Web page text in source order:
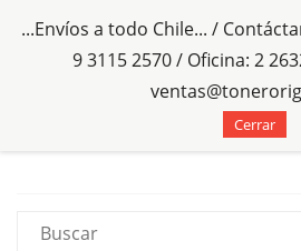
...Envíos a todo Chile... /
9 3115 2570 / Oficina: 2
Cerrar